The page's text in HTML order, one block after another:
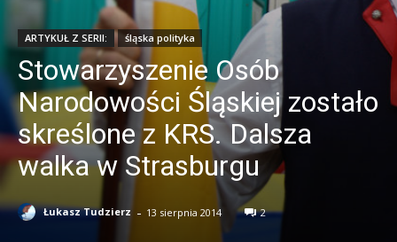
ARTYKUŁ Z SERII: śląska polityka
Stowarzyszenie Osób
Narodowości Śląskiej zostało
skreślone z KRS. Dalsza
walka w Strasburgu
Łukasz Tudzierz - 13 sierpnia 2014 2